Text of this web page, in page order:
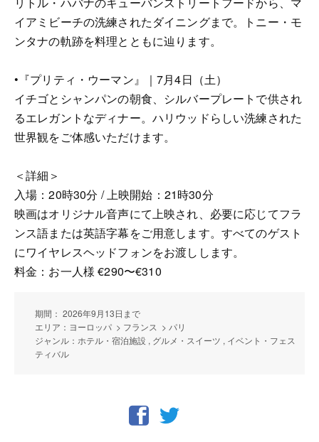
イアミビーチの洗練されたダイニングまで。トニー・モ
ンタナの軌跡を料理とともに辿ります。
•『プリティ・ウーマン』｜7月4日（土）
イチゴとシャンパンの朝食、シルバープレートで供され
るエレガントなディナー。ハリウッドらしい洗練された
世界観をご体感いただけます。
＜詳細＞
入場：20時30分 / 上映開始：21時30分
映画はオリジナル音声にて上映され、必要に応じてフラ
ンス語または英語字幕をご用意します。すべてのゲスト
にワイヤレスヘッドフォンをお渡しします。
料金：お一人様 €290〜€310
期間： 2026年9月13日まで
エリア：ヨーロッパ > フランス > パリ
ジャンル：ホテル・宿泊施設 , グルメ・スイーツ , イベント・フェス
ティバル